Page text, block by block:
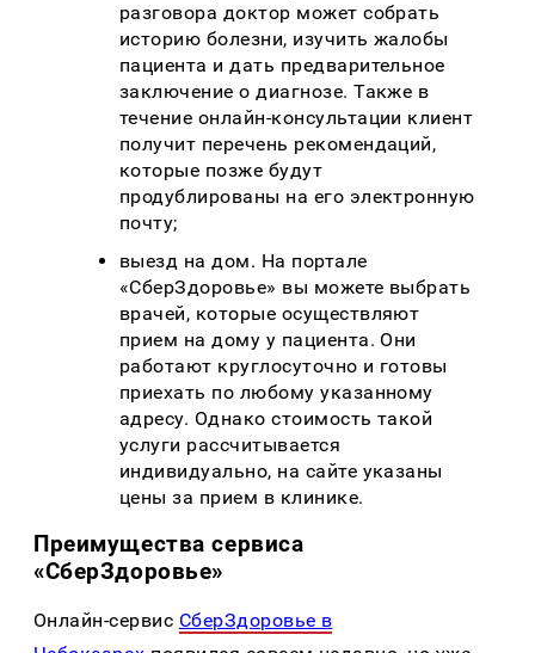
разговора доктор может собрать
историю болезни, изучить жалобы
пациента и дать предварительное
заключение о диагнозе. Также в
течение онлайн-консультации клиент
получит перечень рекомендаций,
которые позже будут
продублированы на его электронную
почту;
выезд на дом. На портале
«СберЗдоровье» вы можете выбрать
врачей, которые осуществляют
прием на дому у пациента. Они
работают круглосуточно и готовы
приехать по любому указанному
адресу. Однако стоимость такой
услуги рассчитывается
индивидуально, на сайте указаны
цены за прием в клинике.
Преимущества сервиса
«СберЗдоровье»
Онлайн-сервис СберЗдоровье в